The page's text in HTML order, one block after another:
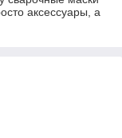
аксессуары, а